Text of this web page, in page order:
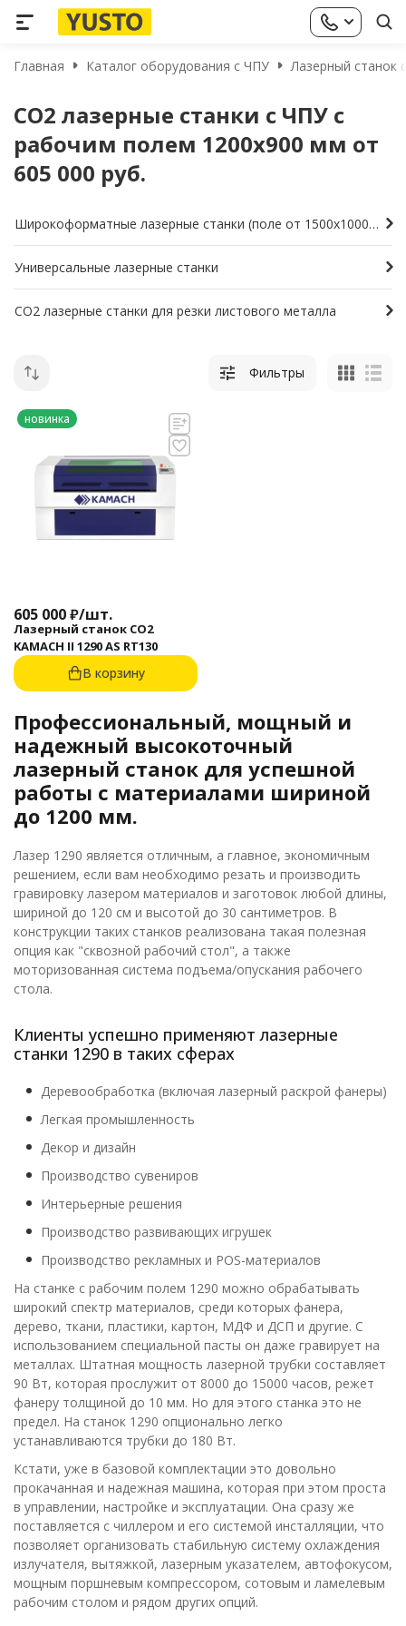
Главная Каталог оборудования с ЧПУ Лазерный станок
CO2 лазерные станки с ЧПУ с
рабочим полем 1200х900 мм от
605 000 руб.
Широкоформатные лазерные станки (поле от 1500х1000мм и больше)
Универсальные лазерные станки
СО2 лазерные станки для резки листового металла
Фильтры
новинка
605 000₽/шт.
Лазерный станок CO2
KAMACH II 1290 AS RT130
В корзину
Профессиональный, мощный и
надежный высокоточный
лазерный станок для успешной
работы с материалами шириной
до 1200 мм.
Лазер 1290 является отличным, а главное, экономичным
решением, если вам необходимо резать и производить
гравировку лазером материалов и заготовок любой длины,
шириной до 120 см и высотой до 30 сантиметров. В
конструкции таких станков реализована такая полезная
опция как "сквозной рабочий стол", а также
моторизованная система подъема/опускания рабочего
стола.
Клиенты успешно применяют лазерные
станки 1290 в таких сферах
Деревообработка (включая лазерный раскрой фанеры)
Легкая промышленность
Декор и дизайн
Производство сувениров
Интерьерные решения
Производство развивающих игрушек
Производство рекламных и POS-материалов
На станке с рабочим полем 1290 можно обрабатывать
широкий спектр материалов, среди которых фанера,
дерево, ткани, пластики, картон, МДФ и ДСП и другие. С
использованием специальной пасты он даже гравирует на
металлах. Штатная мощность лазерной трубки составляет
90 Вт, которая прослужит от 8000 до 15000 часов, режет
фанеру толщиной до 10 мм. Но для этого станка это не
предел. На станок 1290 опционально легко
устанавливаются трубки до 180 Вт.
Кстати, уже в базовой комплектации это довольно
прокачанная и надежная машина, которая при этом проста
в управлении, настройке и эксплуатации. Она сразу же
поставляется с чиллером и его системой инсталляции, что
позволяет организовать стабильную систему охлаждения
излучателя, вытяжкой, лазерным указателем, автофокусом,
мощным поршневым компрессором, сотовым и ламелевым
рабочим столом и рядом других опций.